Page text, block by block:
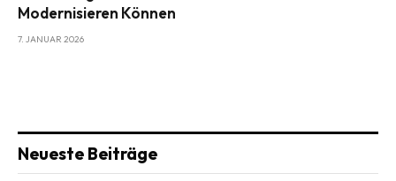
Modernisieren Können
7. JANUAR 2026
Neueste Beiträge